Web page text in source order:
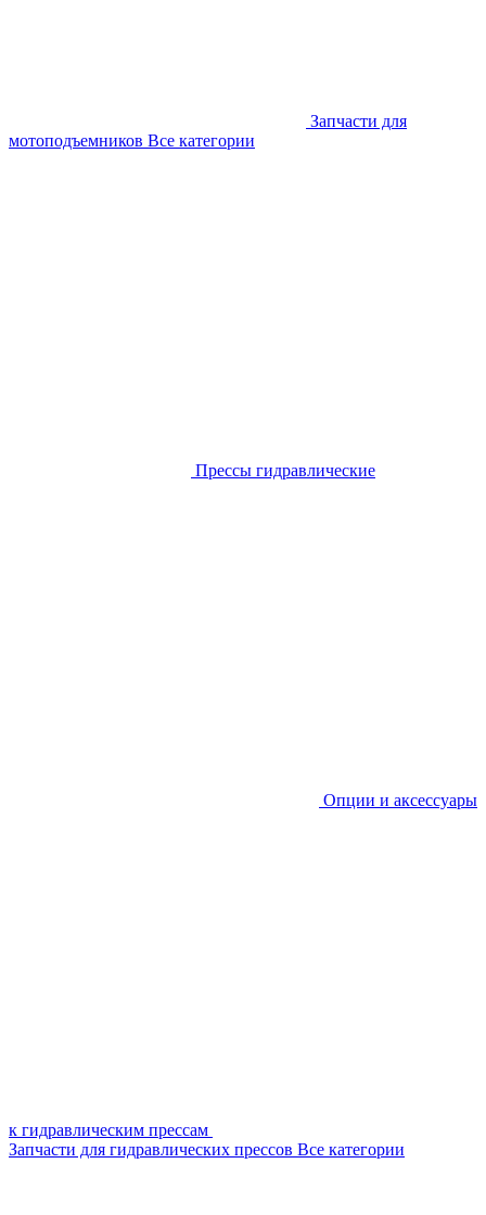
Запчасти для
мотоподъемников Все категории
Прессы гидравлические
Опции и аксессуары
к гидравлическим прессам
Запчасти для гидравлических прессов Все категории